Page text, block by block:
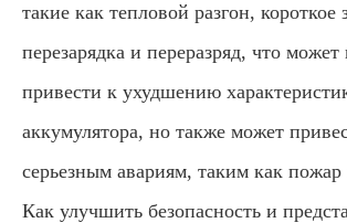
такие как тепловой разгон, короткое
перезарядка и переразряд, что может
привести к ухудшению
аккумулятора, но также может
серьезным авариям, таким как
Как улучшить безопасность и